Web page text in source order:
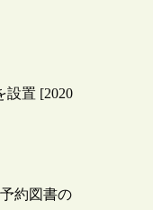
設置 [2020
約図書の